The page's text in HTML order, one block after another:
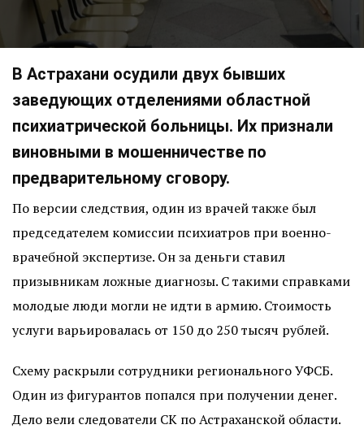
В Астрахани осудили двух бывших
заведующих отделениями областной
психиатрической больницы. Их признали
виновными в мошенничестве по
предварительному сговору.
По версии следствия, один из врачей также был
председателем комиссии психиатров при военно-
врачебной экспертизе. Он за деньги ставил
призывникам ложные диагнозы. С такими справками
молодые люди могли не идти в армию. Стоимость
услуги варьировалась от 150 до 250 тысяч рублей.
Схему раскрыли сотрудники регионального УФСБ.
Один из фигурантов попался при получении денег.
Дело вели следователи СК по Астраханской области.